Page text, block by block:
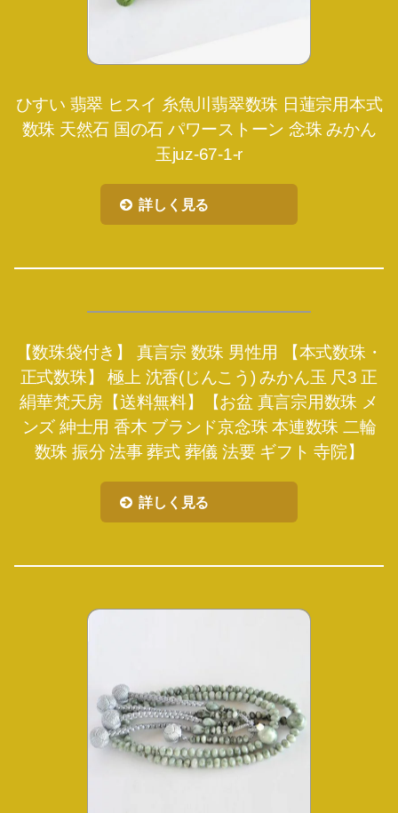
ひすい 翡翠 ヒスイ 糸魚川翡翠数珠 日蓮宗用本式
数珠 天然石 国の石 パワーストーン 念珠 みかん
玉juz-67-1-r
詳しく見る
【数珠袋付き】 真言宗 数珠 男性用 【本式数珠・
正式数珠】 極上 沈香(じんこう) みかん玉 尺3 正
絹華梵天房【送料無料】【お盆 真言宗用数珠 メ
ンズ 紳士用 香木 ブランド京念珠 本連数珠 二輪
数珠 振分 法事 葬式 葬儀 法要 ギフト 寺院】
詳しく見る